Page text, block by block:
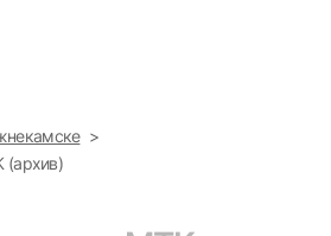
(архив)